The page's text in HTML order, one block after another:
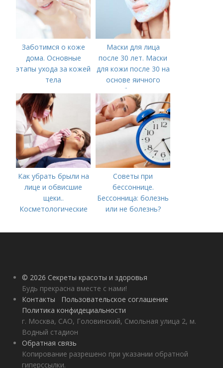
Заботимся о коже
дома. Основные
этапы ухода за кожей
тела
Маски для лица
после 30 лет. Маски
для кожи после 30 на
основе яичного
белка
Как убрать брыли на
лице и обвисшие
щеки..
Косметологические
Советы при
бессоннице.
Бессонница: болезнь
или не болезнь?
© 2026 Секреты красоты и здоровья
Будь прекрасна вместе с нами!
Контакты
Пользовательское соглашение
Политика конфидециальности
г. Москва, САО, Головинский, Смольная улица 2, м.
Водный стадион
Обратная связь
Копирование разрешено при указании обратной
гиперссылки.